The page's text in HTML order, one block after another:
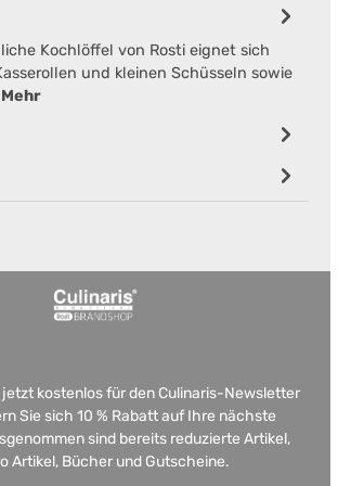
Kochlöffel von Rosti eignet sich
und kleinen Schüsseln sowie
Mehr
jetzt kostenlos für den Culinaris-Newsletter
Sie sich 10 % Rabatt auf Ihre nächste
sind bereits reduzierte Artikel,
Artikel, Bücher und Gutscheine.